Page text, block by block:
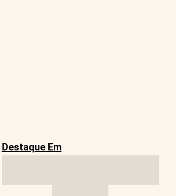
Destaque Em